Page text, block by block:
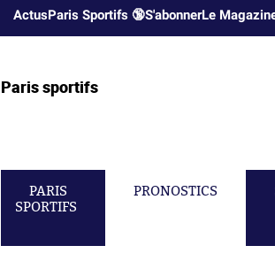
ActusParis Sportifs 🔞S'abonnerLe
Paris sportifs
PARIS
SPORTIFS
PRONOSTICS